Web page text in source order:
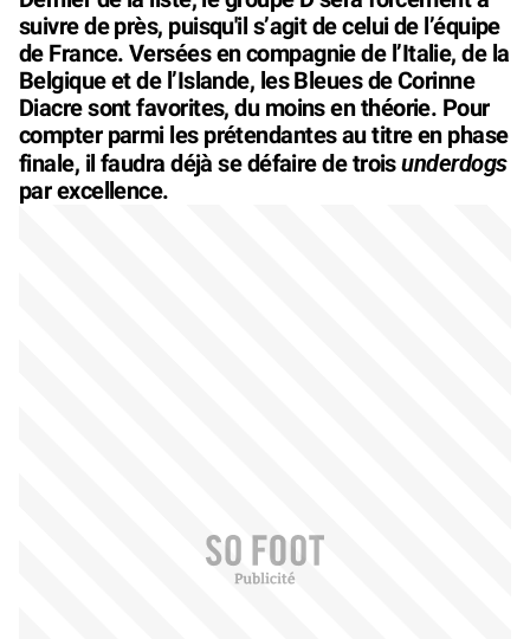
suivre de près, puisqu'il s’agit de celui de l’équipe
de France. Versées en compagnie de l’Italie, de la
Belgique et de l’Islande, les Bleues de Corinne
Diacre sont favorites, du moins en théorie. Pour
compter parmi les prétendantes au titre en phase
finale, il faudra déjà se défaire de troisunderdogs
par excellence.